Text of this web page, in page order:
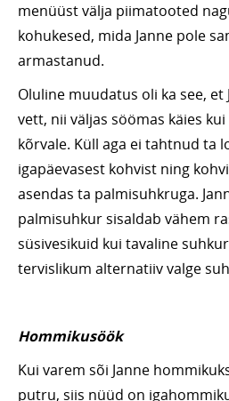
menüüst välja piimatooted
kohukesed, mida Janne pole
armastanud.
Oluline muudatus oli ka see, et
vett, nii väljas söömas käies
kõrvale. Küll aga ei tahtnud ta
igapäevasest kohvist ning
asendas ta palmisuhkruga.
palmisuhkur sisaldab vähem
süsivesikuid kui tavaline
tervislikum alternatiiv valge
Hommikusöök
Kui varem sõi Janne
putru, siis nüüd on